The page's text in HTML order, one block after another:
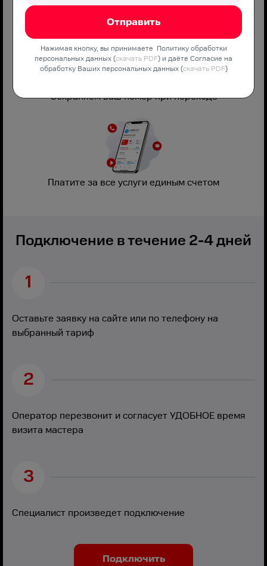
Сохраняем ваш номер при переходе
Платите за все услуги единым счетом
Подключение в течение 2-4 дней
1
Оставьте заявку на сайте или по телефону на
выбранный тариф
2
Оператор перезвонит и согласует УДОБНОЕ время
визита мастера
3
Специалист произведет подключение
Подключить
Нажимая кнопку, вы принимаете Политику обработки
персональных данных (скачать PDF) и даёте Согласие на
обработку Ваших персональных данных (скачать PDF)